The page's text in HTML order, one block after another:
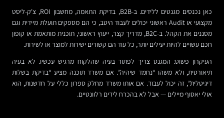
כאן נכנסים מגנטים ללידים. ב-B2B, בדיקת התאמה, מחשבון ROI, צ'ק-ליסט
מקצועי או Audit ראשוני יכולים לעבוד היטב, כי הם מספקים תועלת מיידית וגם
מסננים את הקהל. ב-B2C, מדריך קצר, ייעוץ ראשוני, תוכנית מותאמת או קופון
חכם עשויים להיות יעילים יותר, כל עוד הם קשורים ישירות למוצר או לשירות.
העיקרון פשוט: המגנט צריך לפתור בעיה שהלקוח מרגיש עכשיו. לא בעיה
תיאורטית, ולא משהו “נחמד שיהיה”. אם משרד תוכנה מציע “בדיקת בשלות
דיגיטלית”, זה יכול לעבוד. אם אותו משרד מחלק ספרון כללי על חדשנות, הוא
אולי יאסוף מיילים — אבל לא בהכרח לידים רלוונטיים.